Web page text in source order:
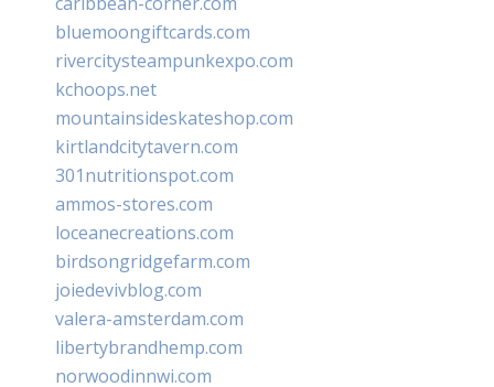
bluemoongiftcards.com
rivercitysteampunkexpo.com
kchoops.net
mountainsideskateshop.com
kirtlandcitytavern.com
301nutritionspot.com
ammos-stores.com
loceanecreations.com
birdsongridgefarm.com
joiedevivblog.com
valera-amsterdam.com
libertybrandhemp.com
norwoodinnwi.com